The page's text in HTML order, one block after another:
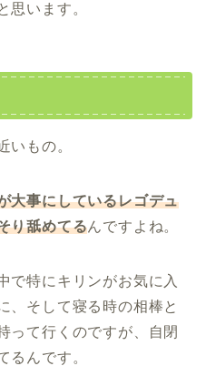
思います。
いもの。
大事にしているレゴデュ
り舐めてるんですよね。
で特にキリンがお気に入
、そして寝る時の相棒と
って行くのですが、自閉
るんです。